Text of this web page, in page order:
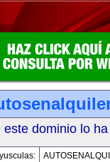
este dominio lo